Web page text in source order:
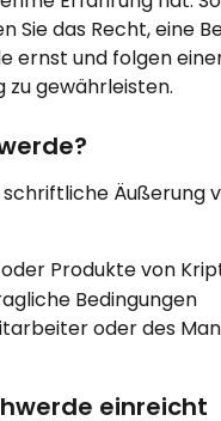
Sie das Recht, eine
ernst und folgen
zu gewährleisten.
Äußerung
Produkte von
Bedingungen
oder des
einreicht